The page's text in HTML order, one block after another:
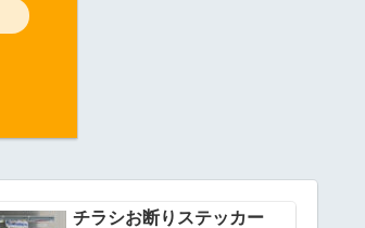
チラシお断りステッカー